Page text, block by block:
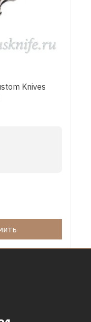
Knives